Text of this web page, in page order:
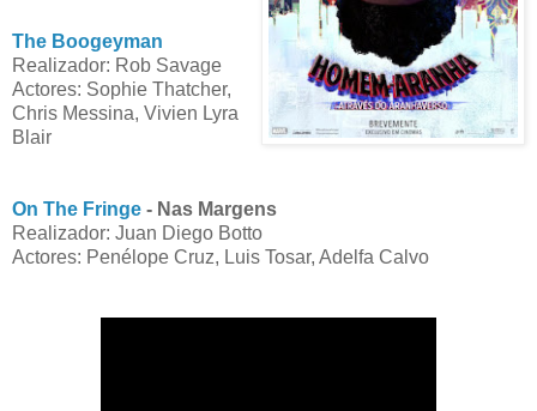
The Boogeyman
Realizador: Rob Savage
Actores: Sophie Thatcher,
Chris Messina, Vivien Lyra
Blair
On The Fringe - Nas Margens
Realizador: Juan Diego Botto
Actores: Penélope Cruz, Luis Tosar, Adelfa Calvo